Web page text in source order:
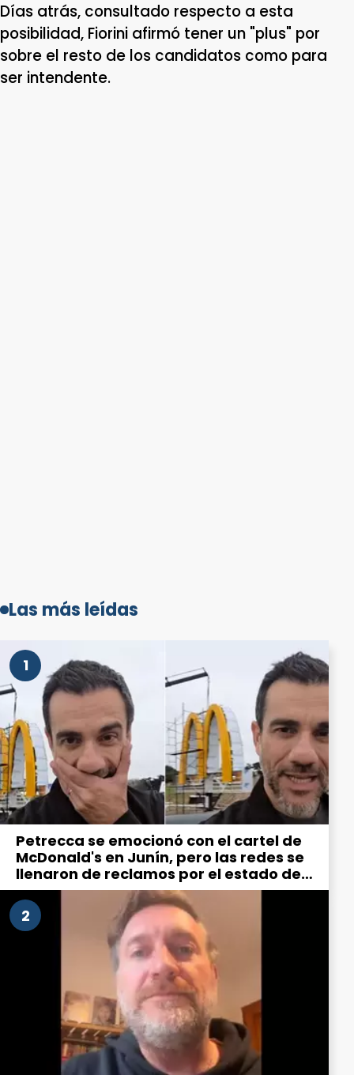
Días atrás, consultado respecto a esta
posibilidad, Fiorini afirmó tener un "plus" por
sobre el resto de los candidatos como para
ser intendente.
Las más leídas
1
Petrecca se emocionó con el cartel de
McDonald's en Junín, pero las redes se
llenaron de reclamos por el estado de
la ciudad
2